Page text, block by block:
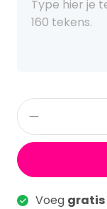
Voeg gratis